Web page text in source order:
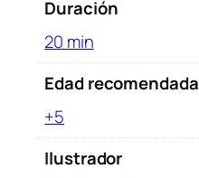
g
Duración
20 min
Edad recomendada
+5
Ilustrador